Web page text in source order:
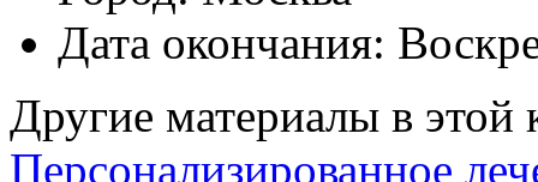
Дата окончания:
Другие материалы в этой
Персонализированное